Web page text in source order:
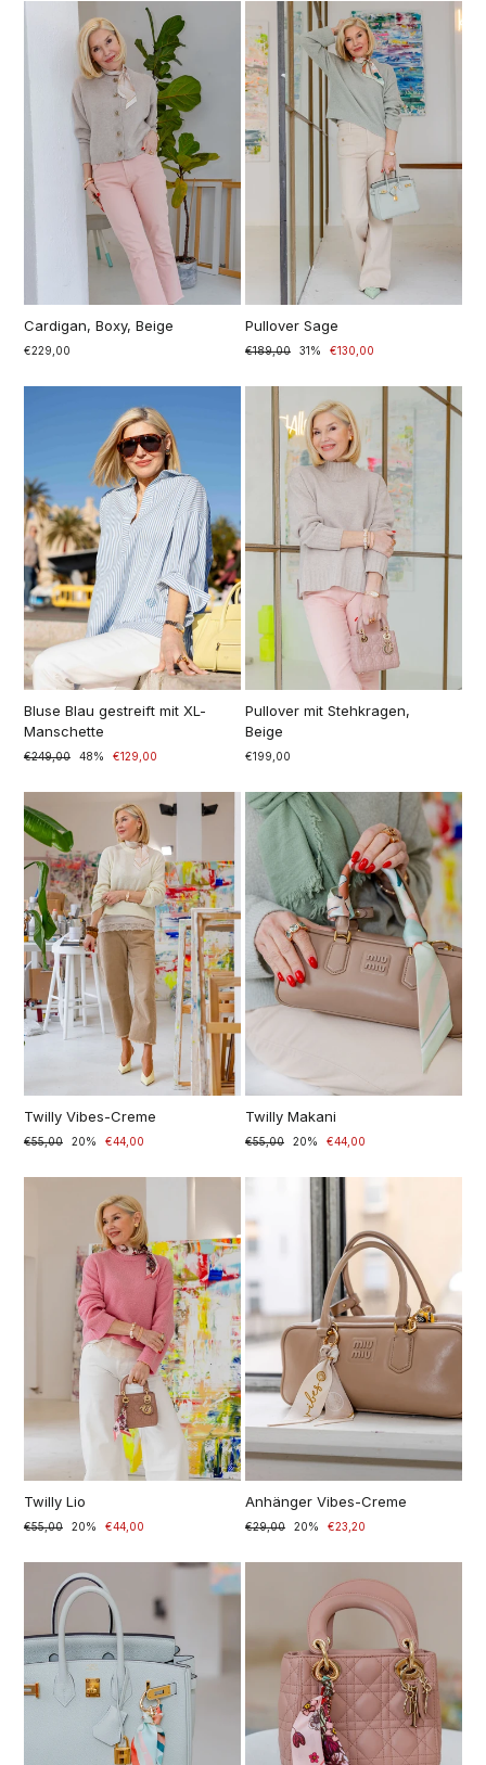
Cardigan, Boxy, Beige
€229,00
Pullover Sage
Prezzo
€189,00
Prezzo
31% €130,00
Bluse Blau gestreift mit XL-
Manschette
Prezzo
€249,00
Prezzo
48% €129,00
Pullover mit Stehkragen,
Beige
€199,00
Twilly Vibes-Creme
Prezzo
€55,00
Prezzo
20% €44,00
Twilly Makani
Prezzo
€55,00
Prezzo
20% €44,00
Twilly Lio
Prezzo
€55,00
Prezzo
20% €44,00
Anhänger Vibes-Creme
Prezzo
€29,00
Prezzo
20% €23,20